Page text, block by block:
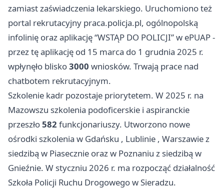
zamiast zaświadczenia lekarskiego. Uruchomiono też
portal rekrutacyjny praca.policja.pl, ogólnopolską
infolinię oraz aplikację “WSTĄP DO POLICJI” w ePUAP -
przez tę aplikację od 15 marca do 1 grudnia 2025 r.
wpłynęło blisko3000 wniosków. Trwają prace nad
chatbotem rekrutacyjnym.
Szkolenie kadr pozostaje priorytetem. W 2025 r. na
Mazowszu szkolenia podoficerskie i aspiranckie
przeszło582 funkcjonariuszy. Utworzono nowe
ośrodki szkolenia w Gdańsku , Lublinie , Warszawie z
siedzibą w Piasecznie oraz w Poznaniu z siedzibą w
Gnieźnie. W styczniu 2026 r. ma rozpocząć działalność
Szkoła Policji Ruchu Drogowego w Sieradzu.